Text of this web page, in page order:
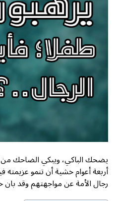
يضحك الباكي، ويبكي الضاحك
أربعة أعوام خشية أن تنمو عزيمته
رجال الأمة عن مواجهتهم وقد بان